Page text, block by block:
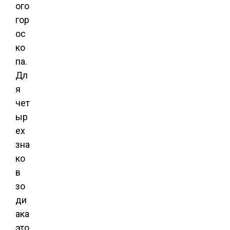
ого
гор
ос
ко
па.
Дл
я
чет
ыр
ех
зна
ко
в
зо
ди
ака